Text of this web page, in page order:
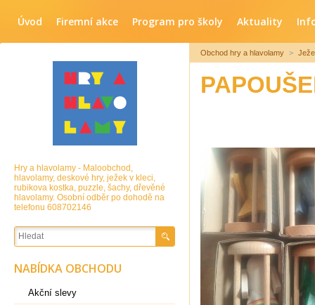
Úvod Firemní akce Program pro školy Aktuality
Obchod hry a hlavolamy >
Hry a hlavolamy - Maloobchod,
hlavolamy, deskové hry, ježek v kleci,
rubikova kostka, puzzle, šachy, dřevěné
hlavolamy. Osobní odběr po dohodě na
telefonu 608702146
NABÍDKA OBCHODU
Akční slevy